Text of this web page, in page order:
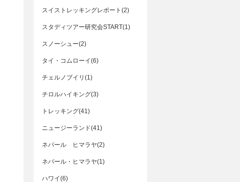
スイストレッキングレポート(2)
スタディツアー研究会START(1)
スノーシュー(2)
タイ・コムローイ(6)
チェルノブイリ(1)
チロルハイキング(3)
トレッキング(41)
ニュージーランド(41)
ネパール ヒマラヤ(2)
ネパール・ヒマラヤ(1)
ハワイ(6)